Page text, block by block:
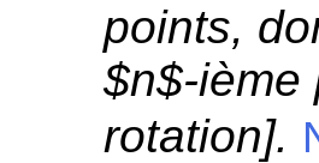
points,
$n$-ième
rotation].